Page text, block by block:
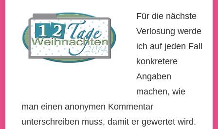
Für die nächste
Verlosung werde
ich auf jeden Fall
konkretere
Angaben
machen, wie
man einen anonymen Kommentar
unterschreiben muss, damit er gewertet wird.